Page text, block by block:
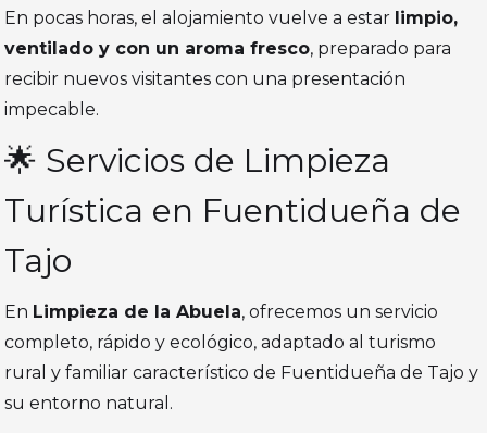
En pocas horas, el alojamiento vuelve a estar limpio,
ventilado y con un aroma fresco, preparado para
recibir nuevos visitantes con una presentación
impecable.
🌟 Servicios de Limpieza
Turística en Fuentidueña de
Tajo
En Limpieza de la Abuela, ofrecemos un servicio
completo, rápido y ecológico, adaptado al turismo
rural y familiar característico de Fuentidueña de Tajo y
su entorno natural.